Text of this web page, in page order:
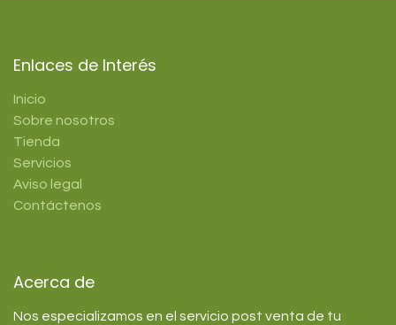
Enlaces de Interés
Inicio
Sobre nosotros
Tienda
Servicios
Aviso legal
Contáctenos
Acerca de
Nos especializamos en el servicio post venta de tu